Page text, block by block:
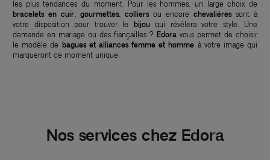
les plus tendances du moment. Pour les hommes, un large choix de
bracelets en cuir, gourmettes, colliersou encore chevalièressont à
votre disposition pour trouver le bijouqui révèlera votre style. Une
demande en mariage ou des fiançailles ?Edora vous permet de choisir
le modèle de bagues et alliances femme et homme à votre image qui
marqueront ce moment unique.
Nos services chez Edora